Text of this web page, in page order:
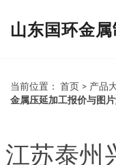
山东国环金
当前位置： 首页 > 产品
金属压延加工报价与图
江苏泰州